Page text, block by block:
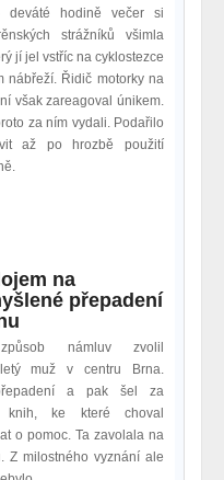
deváté hodině večer si
strážníků všimla
jí jel vstříc na cyklostezce
nábřeží. Řidič motorky na
však zareagoval únikem.
za ním vydali. Podařilo
až po hrozbě použití
na
přepadení
námluv zvolil
muž v centru Brna.
a pak šel za
knih, ke které choval
o pomoc. Ta zavolala na
Z milostného vyznání ale